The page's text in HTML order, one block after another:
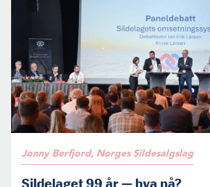
Jonny Berfjord, Norges Sildesalgslag